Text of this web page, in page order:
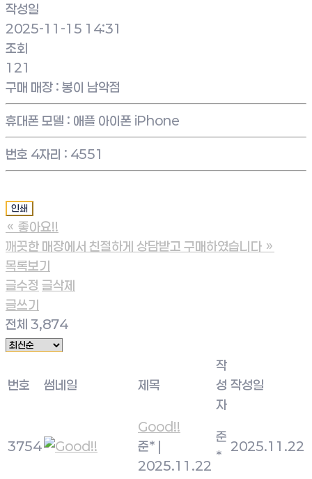
작성일
2025-11-15 14:31
조회
121
구매 매장 : 봉이 남악점
휴대폰 모델 : 애플 아이폰 iPhone
번호 4자리 : 4551
인쇄
« 좋아요!!
깨끗한 매장에서 친절하게 상담받고 구매하였습니다 »
목록보기
글수정 글삭제
글쓰기
전체 3,874
번호 썸네일 제목
작
성
자
작성일
3754
Good!!
준*
2025.11.22
준
*
2025.11.22